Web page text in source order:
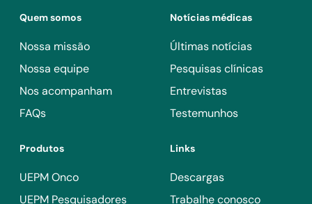
Quem somos
Nossa missão
Nossa equipe
Nos acompanham
FAQs
Notícias médicas
Últimas notícias
Pesquisas clínicas
Entrevistas
Testemunhos
Produtos
UEPM Onco
UEPM Pesquisadores
Links
Descargas
Trabalhe conosco